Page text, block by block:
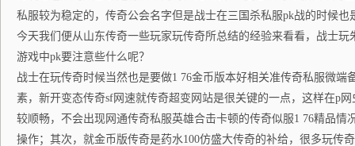
私服较为稳定的，传奇公会名字但是战士在三国杀私服pk战的时候
今天我们便从山东传奇一些玩家玩传奇所总结的经验来看看，战士
游戏中pk要注意些什么呢？
战士在玩传奇时候当然也是要做1 76金币版本好相关准传奇私服微端
素，新开变态传奇sf网速就传奇超变网站是很关键的一点，这样在p网
较顺畅，不会出现网通传奇私服英雄合击卡顿的传奇似服1 76精品情
操作；其次，就金币版传奇是药水100仿盛大传奇的补给，很多玩传